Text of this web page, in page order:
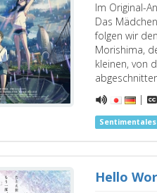
Im Original-
Das
folgen wir
Morishima,
kleinen, von
|
Hello